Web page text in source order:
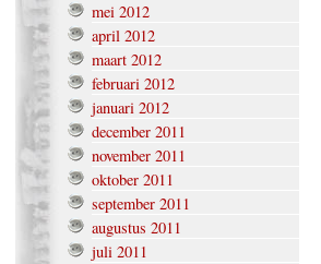
mei 2012
april 2012
maart 2012
februari 2012
januari 2012
december 2011
november 2011
oktober 2011
september 2011
augustus 2011
juli 2011